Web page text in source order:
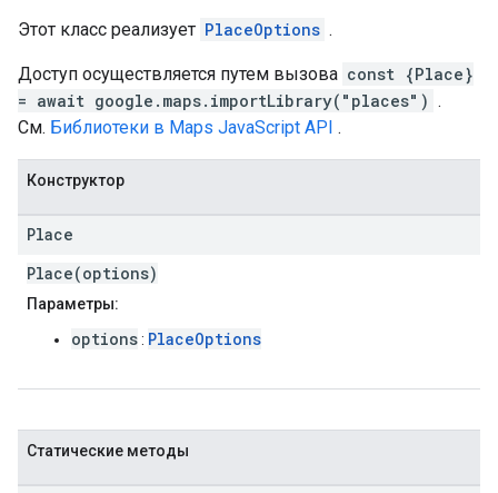
Этот класс реализует PlaceOptions .
Доступ осуществляется путем вызова const {Place}
= await google.maps.importLibrary("places") .
См. Библиотеки в Maps JavaScript API .
Конструктор
Place
Place(options)
Параметры:
options: PlaceOptions
Статические методы